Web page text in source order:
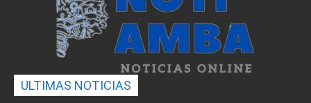
ULTIMAS NOTICIAS